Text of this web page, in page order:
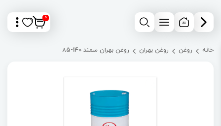
0
خانه روغن روغن بهران روغن بهران سمند 140-85